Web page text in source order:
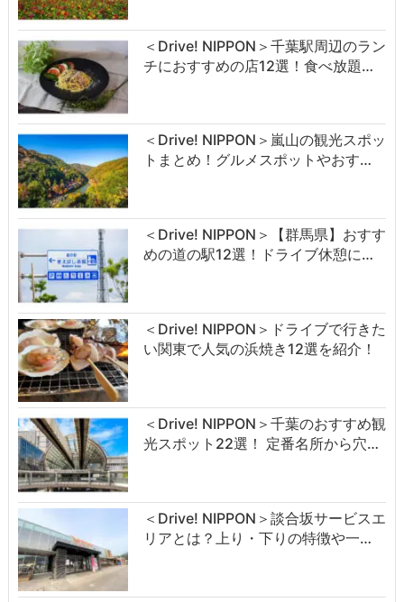
＜Drive! NIPPON＞千葉駅周辺のラン
チにおすすめの店12選！食べ放題…
＜Drive! NIPPON＞嵐山の観光スポッ
トまとめ！グルメスポットやおす…
＜Drive! NIPPON＞【群馬県】おすす
めの道の駅12選！ドライブ休憩に…
＜Drive! NIPPON＞ドライブで行きた
い関東で人気の浜焼き12選を紹介！
＜Drive! NIPPON＞千葉のおすすめ観
光スポット22選！ 定番名所から穴…
＜Drive! NIPPON＞談合坂サービスエ
リアとは？上り・下りの特徴や一…